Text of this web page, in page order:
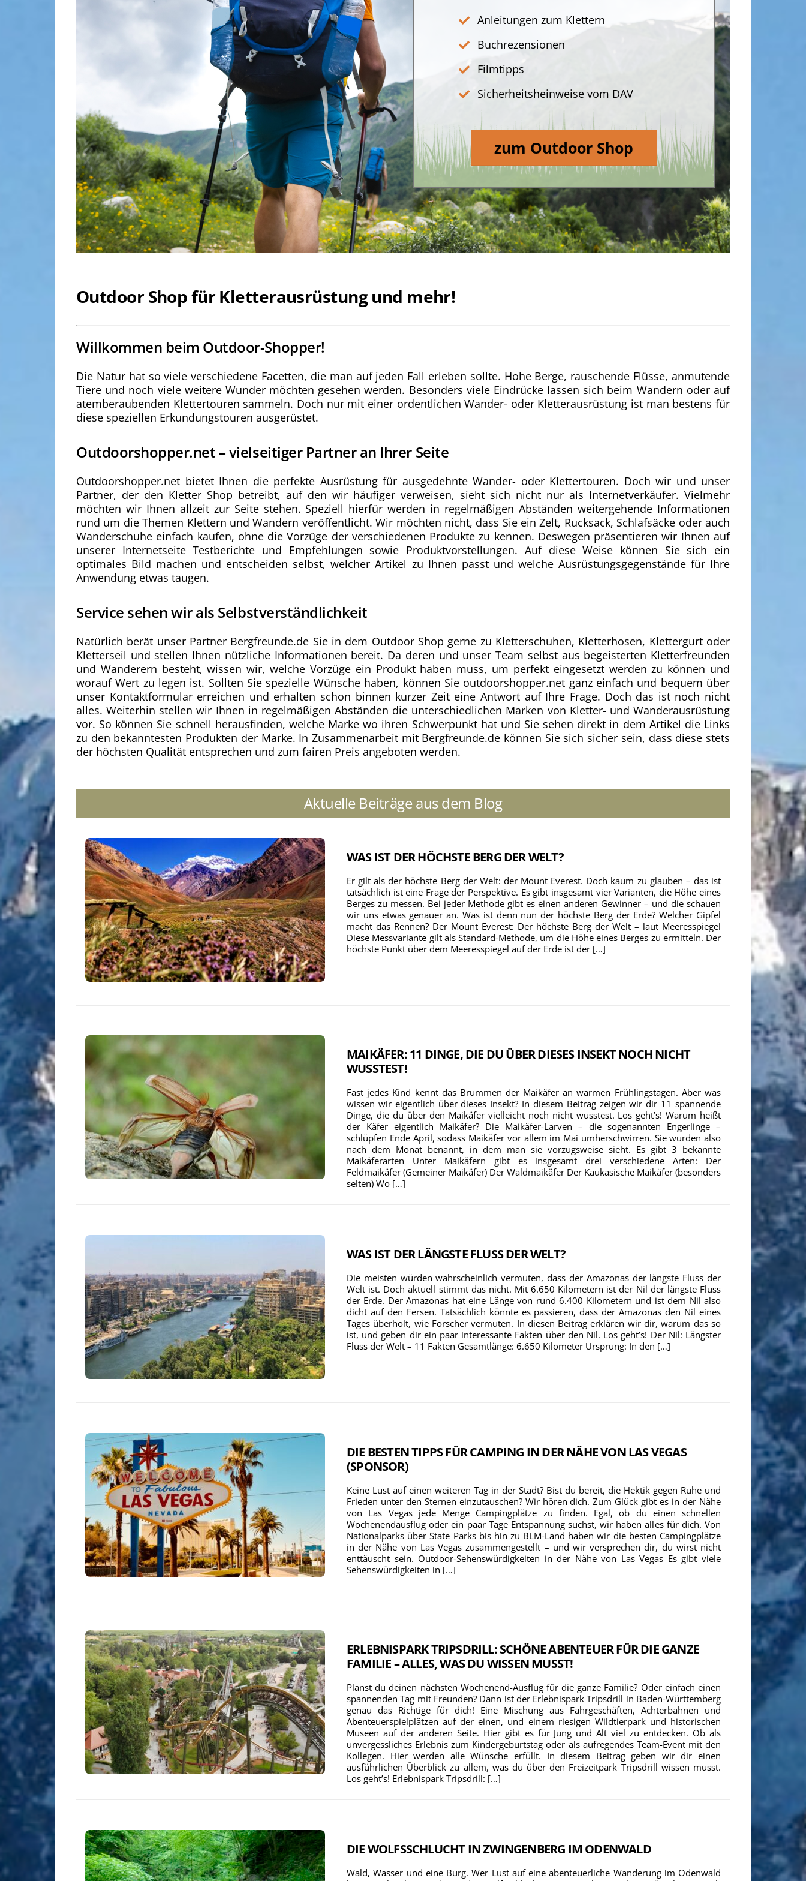
Anleitungen zum Klettern
Buchrezensionen
Filmtipps
Sicherheitsheinweise vom DAV
zum Outdoor Shop
Outdoor Shop für Kletterausrüstung und mehr!
Willkommen beim Outdoor-Shopper!
Die Natur hat so viele verschiedene Facetten, die man auf jeden Fall erleben sollte. Hohe Berge, rauschende Flüsse, anmutende
Tiere und noch viele weitere Wunder möchten gesehen werden. Besonders viele Eindrücke lassen sich beim Wandern oder auf
atemberaubenden Klettertouren sammeln. Doch nur mit einer ordentlichen Wander- oder Kletterausrüstung ist man bestens für
diese speziellen Erkundungstouren ausgerüstet.
Outdoorshopper.net – vielseitiger Partner an Ihrer Seite
Outdoorshopper.net bietet Ihnen die perfekte Ausrüstung für ausgedehnte Wander- oder Klettertouren. Doch wir und unser
Partner, der den Kletter Shop betreibt, auf den wir häufiger verweisen, sieht sich nicht nur als Internetverkäufer. Vielmehr
möchten wir Ihnen allzeit zur Seite stehen. Speziell hierfür werden in regelmäßigen Abständen weitergehende Informationen
rund um die Themen Klettern und Wandern veröffentlicht. Wir möchten nicht, dass Sie ein Zelt, Rucksack, Schlafsäcke oder auch
Wanderschuhe einfach kaufen, ohne die Vorzüge der verschiedenen Produkte zu kennen. Deswegen präsentieren wir Ihnen auf
unserer Internetseite Testberichte und Empfehlungen sowie Produktvorstellungen. Auf diese Weise können Sie sich ein
optimales Bild machen und entscheiden selbst, welcher Artikel zu Ihnen passt und welche Ausrüstungsgegenstände für Ihre
Anwendung etwas taugen.
Service sehen wir als Selbstverständlichkeit
Natürlich berät unser Partner Bergfreunde.de Sie in dem Outdoor Shop gerne zu Kletterschuhen, Kletterhosen, Klettergurt oder
Kletterseil und stellen Ihnen nützliche Informationen bereit. Da deren und unser Team selbst aus begeisterten Kletterfreunden
und Wanderern besteht, wissen wir, welche Vorzüge ein Produkt haben muss, um perfekt eingesetzt werden zu können und
worauf Wert zu legen ist. Sollten Sie spezielle Wünsche haben, können Sie outdoorshopper.net ganz einfach und bequem über
unser Kontaktformular erreichen und erhalten schon binnen kurzer Zeit eine Antwort auf Ihre Frage. Doch das ist noch nicht
alles. Weiterhin stellen wir Ihnen in regelmäßigen Abständen die unterschiedlichen Marken von Kletter- und Wanderausrüstung
vor. So können Sie schnell herausfinden, welche Marke wo ihren Schwerpunkt hat und Sie sehen direkt in dem Artikel die Links
zu den bekanntesten Produkten der Marke. In Zusammenarbeit mit Bergfreunde.de können Sie sich sicher sein, dass diese stets
der höchsten Qualität entsprechen und zum fairen Preis angeboten werden.
Aktuelle Beiträge aus dem Blog
WAS IST DER HÖCHSTE BERG DER WELT?
Er gilt als der höchste Berg der Welt: der Mount Everest. Doch kaum zu glauben – das ist
tatsächlich ist eine Frage der Perspektive. Es gibt insgesamt vier Varianten, die Höhe eines
Berges zu messen. Bei jeder Methode gibt es einen anderen Gewinner – und die schauen
wir uns etwas genauer an. Was ist denn nun der höchste Berg der Erde? Welcher Gipfel
macht das Rennen? Der Mount Everest: Der höchste Berg der Welt – laut Meeresspiegel
Diese Messvariante gilt als Standard-Methode, um die Höhe eines Berges zu ermitteln. Der
höchste Punkt über dem Meeresspiegel auf der Erde ist der […]
MAIKÄFER: 11 DINGE, DIE DU ÜBER DIESES INSEKT NOCH NICHT
WUSSTEST!
Fast jedes Kind kennt das Brummen der Maikäfer an warmen Frühlingstagen. Aber was
wissen wir eigentlich über dieses Insekt? In diesem Beitrag zeigen wir dir 11 spannende
Dinge, die du über den Maikäfer vielleicht noch nicht wusstest. Los geht’s! Warum heißt
der Käfer eigentlich Maikäfer? Die Maikäfer-Larven – die sogenannten Engerlinge –
schlüpfen Ende April, sodass Maikäfer vor allem im Mai umherschwirren. Sie wurden also
nach dem Monat benannt, in dem man sie vorzugsweise sieht. Es gibt 3 bekannte
Maikäferarten Unter Maikäfern gibt es insgesamt drei verschiedene Arten: Der
Feldmaikäfer (Gemeiner Maikäfer) Der Waldmaikäfer Der Kaukasische Maikäfer (besonders
selten) Wo […]
WAS IST DER LÄNGSTE FLUSS DER WELT?
Die meisten würden wahrscheinlich vermuten, dass der Amazonas der längste Fluss der
Welt ist. Doch aktuell stimmt das nicht. Mit 6.650 Kilometern ist der Nil der längste Fluss
der Erde. Der Amazonas hat eine Länge von rund 6.400 Kilometern und ist dem Nil also
dicht auf den Fersen. Tatsächlich könnte es passieren, dass der Amazonas den Nil eines
Tages überholt, wie Forscher vermuten. In diesen Beitrag erklären wir dir, warum das so
ist, und geben dir ein paar interessante Fakten über den Nil. Los geht’s! Der Nil: Längster
Fluss der Welt – 11 Fakten Gesamtlänge: 6.650 Kilometer Ursprung: In den […]
DIE BESTEN TIPPS FÜR CAMPING IN DER NÄHE VON LAS VEGAS
(SPONSOR)
Keine Lust auf einen weiteren Tag in der Stadt? Bist du bereit, die Hektik gegen Ruhe und
Frieden unter den Sternen einzutauschen? Wir hören dich. Zum Glück gibt es in der Nähe
von Las Vegas jede Menge Campingplätze zu finden. Egal, ob du einen schnellen
Wochenendausflug oder ein paar Tage Entspannung suchst, wir haben alles für dich. Von
Nationalparks über State Parks bis hin zu BLM-Land haben wir die besten Campingplätze
in der Nähe von Las Vegas zusammengestellt – und wir versprechen dir, du wirst nicht
enttäuscht sein. Outdoor-Sehenswürdigkeiten in der Nähe von Las Vegas Es gibt viele
Sehenswürdigkeiten in […]
ERLEBNISPARK TRIPSDRILL: SCHÖNE ABENTEUER FÜR DIE GANZE
FAMILIE – ALLES, WAS DU WISSEN MUSST!
Planst du deinen nächsten Wochenend-Ausflug für die ganze Familie? Oder einfach einen
spannenden Tag mit Freunden? Dann ist der Erlebnispark Tripsdrill in Baden-Württemberg
genau das Richtige für dich! Eine Mischung aus Fahrgeschäften, Achterbahnen und
Abenteuerspielplätzen auf der einen, und einem riesigen Wildtierpark und historischen
Museen auf der anderen Seite. Hier gibt es für Jung und Alt viel zu entdecken. Ob als
unvergessliches Erlebnis zum Kindergeburtstag oder als aufregendes Team-Event mit den
Kollegen. Hier werden alle Wünsche erfüllt. In diesem Beitrag geben wir dir einen
ausführlichen Überblick zu allem, was du über den Freizeitpark Tripsdrill wissen musst.
Los geht’s! Erlebnispark Tripsdrill: […]
DIE WOLFSSCHLUCHT IN ZWINGENBERG IM ODENWALD
Wald, Wasser und eine Burg. Wer Lust auf eine abenteuerliche Wanderung im Odenwald